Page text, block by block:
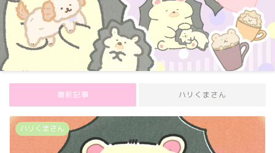
最新記事 ハリくまさん
ハリくまさん